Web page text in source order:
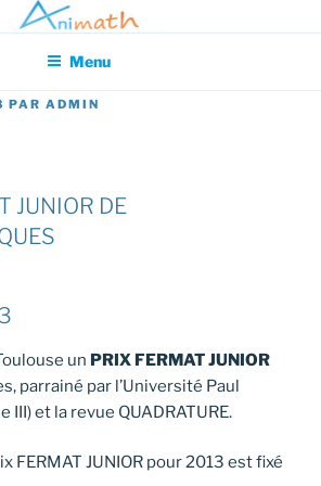
en Mathématiques
Menu
PAR ADMIN
JUNIOR DE
un PRIX FERMAT JUNIOR
parrainé par l’Université Paul
III) et la revue QUADRATURE.
FERMAT JUNIOR pour 2013 est fixé